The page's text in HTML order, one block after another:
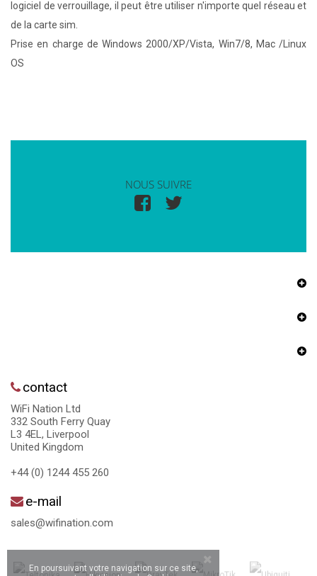
logiciel de verrouillage, il peut être utiliser n'importe quel réseau et
de la carte sim.
Prise en charge de Windows 2000/XP/Vista, Win7/8, Mac /Linux
OS
NOUS SUIVRE
contact
WiFi Nation Ltd
332 South Ferry Quay
L3 4EL, Liverpool
United Kingdom
+44 (0) 1244 455 260
e-mail
sales@wifination.com
En poursuivant votre navigation sur ce site,